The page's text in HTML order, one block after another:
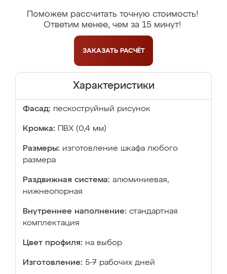
Поможем рассчитать точную стоимость!
Ответим менее, чем за 15 минут!
ЗАКАЗАТЬ РАСЧЁТ
Характеристики
Фасад: пескоструйный рисунок
Кромка: ПВХ (0,4 мм)
Размеры: изготовление шкафа любого
размера
Раздвижная система: алюминиевая,
нижнеопорная
Внутреннее наполнение: стандартная
комплектация
Цвет профиля: на выбор
Изготовление: 5-7 рабочих дней